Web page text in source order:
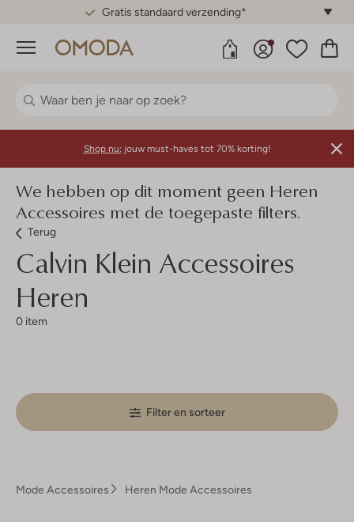
Gratis standaard verzending*
Menu
Shop nu: jouw must-haves tot 70% korting!
We hebben op dit moment geen Heren
Accessoires met de toegepaste filters.
Terug
Calvin Klein Accessoires
Heren
0 item
Filter en sorteer
Mode Accessoires Heren Mode Accessoires